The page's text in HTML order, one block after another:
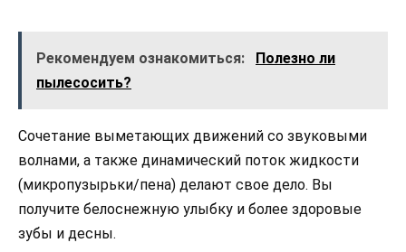
Рекомендуем ознакомиться:
Полезно ли
пылесосить?
Сочетание выметающих движений со звуковыми
волнами, а также динамический поток жидкости
(микропузырьки/пена) делают свое дело. Вы
получите белоснежную улыбку и более здоровые
зубы и десны.